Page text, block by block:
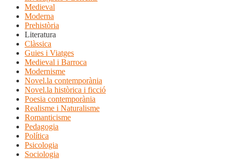
Medieval
Moderna
Prehistòria
Literatura
Clàssica
Guies i Viatges
Medieval i Barroca
Modernisme
Novel.la contemporània
Novel.la històrica i ficció
Poesia contemporània
Realisme i Naturalisme
Romanticisme
Pedagogia
Política
Psicologia
Sociologia